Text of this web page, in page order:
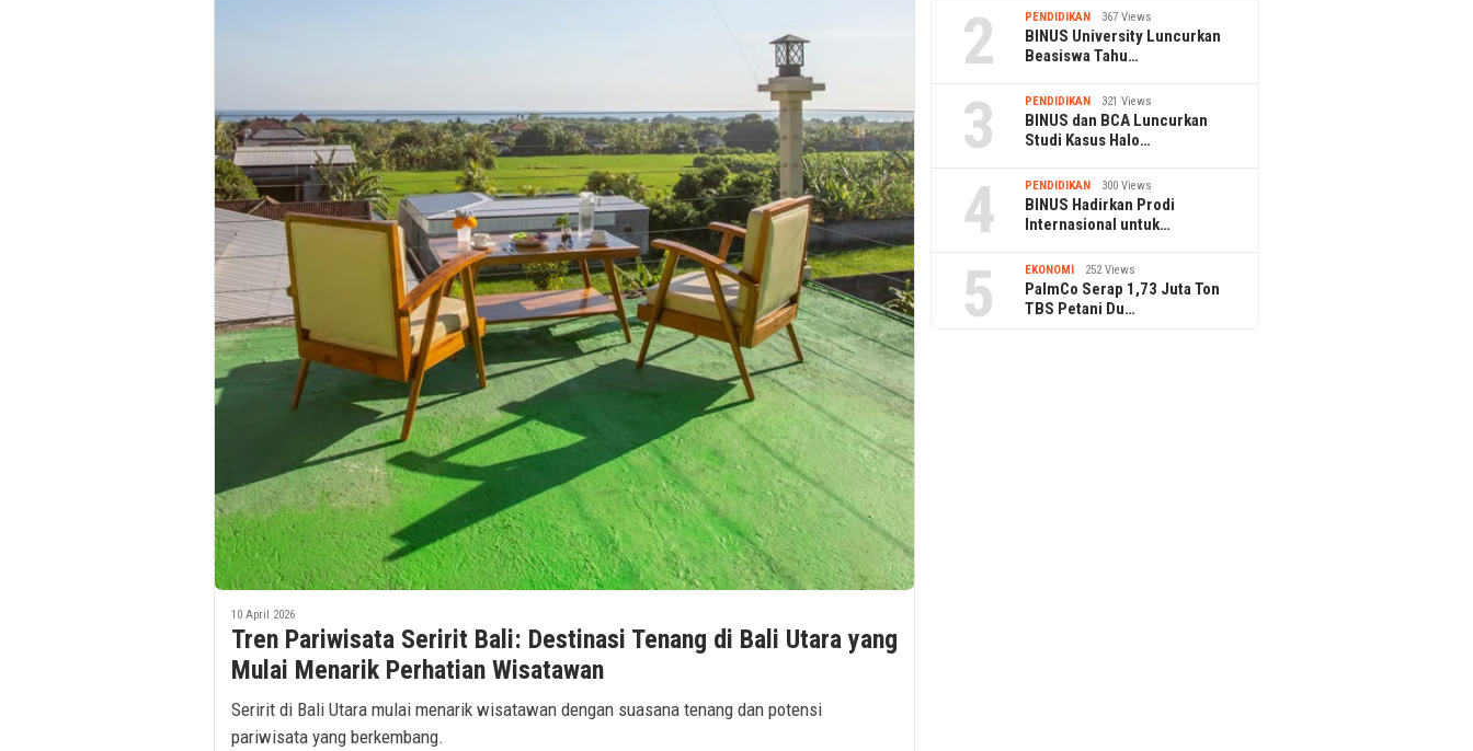
10 April 2026
Tren Pariwisata Seririt Bali: Destinasi Tenang di Bali Utara yang
Mulai Menarik Perhatian Wisatawan
Seririt di Bali Utara mulai menarik wisatawan dengan suasana tenang dan potensi
pariwisata yang berkembang.
2 PENDIDIKAN 367 Views
BINUS University Luncurkan
Beasiswa Tahu…
3 PENDIDIKAN 321 Views
BINUS dan BCA Luncurkan
Studi Kasus Halo…
4 PENDIDIKAN 300 Views
BINUS Hadirkan Prodi
Internasional untuk…
5 EKONOMI 252 Views
PalmCo Serap 1,73 Juta Ton
TBS Petani Du…